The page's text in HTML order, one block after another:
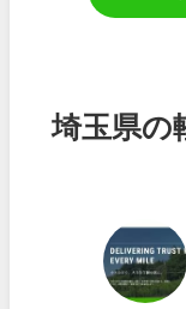
埼玉県の